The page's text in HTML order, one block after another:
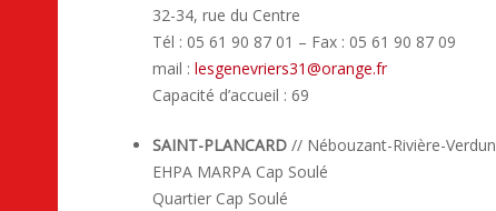
32-34, rue du Centre
Tél : 05 61 90 87 01 – Fax : 05 61 90 87 09
mail : lesgenevriers31@orange.fr
Capacité d’accueil : 69
SAINT-PLANCARD // Nébouzant-Rivière-Verdun
EHPA MARPA Cap Soulé
Quartier Cap Soulé